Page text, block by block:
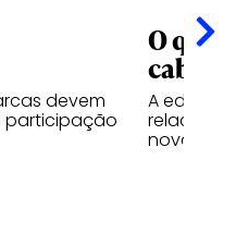
devem
participação
O que
cabe
A edição
nova